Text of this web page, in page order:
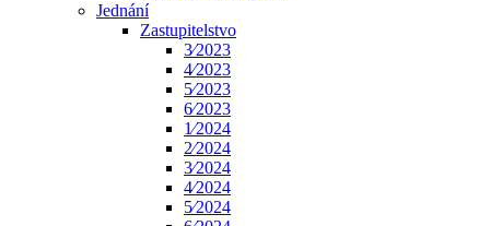
Jednání
Zastupitelstvo
3⁄2023
4⁄2023
5⁄2023
6⁄2023
1⁄2024
2⁄2024
3⁄2024
4⁄2024
5⁄2024